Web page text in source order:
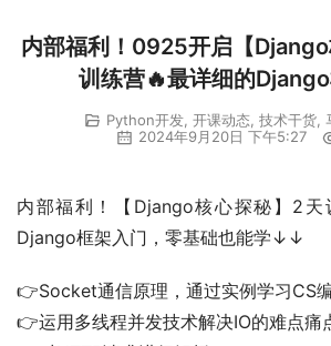
内部福利！0925开启【
训练营🔥最详细的
Python开发 开课动态 技术干货
2024年9月20日 下午5:27
内部福利！【Django核心探秘】2天
Django框架入门，零基础也能学↓↓
👉Socket通信原理，通过实例学习CS
👉运用多线程并发技术解决IO的难点痛